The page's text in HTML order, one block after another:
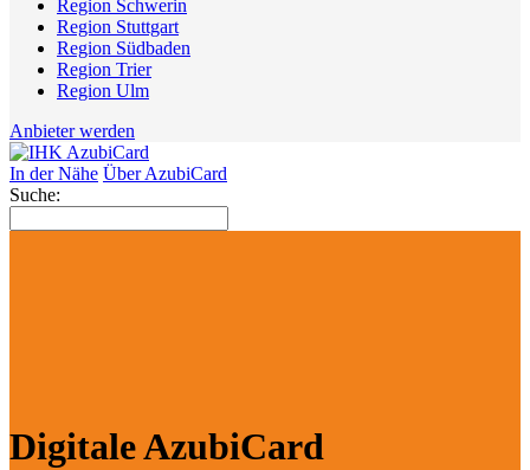
Region Schwerin
Region Stuttgart
Region Südbaden
Region Trier
Region Ulm
Anbieter werden
In der Nähe Über AzubiCard
Suche:
Digitale AzubiCard